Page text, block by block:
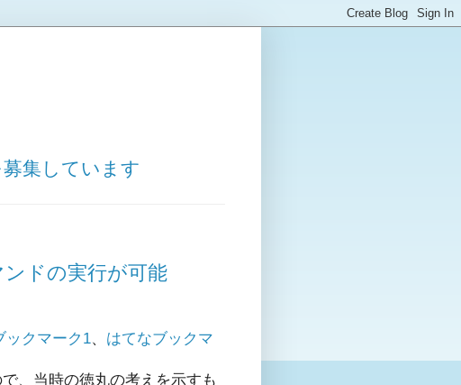
集しています
ドの実行が可能
ックマーク1、 はてなブックマ
、当時の徳丸の考えを示すも